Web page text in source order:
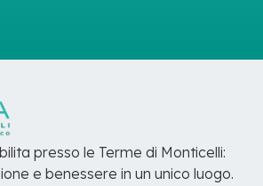
presso le Terme di Monticelli:
e benessere in un unico luogo.